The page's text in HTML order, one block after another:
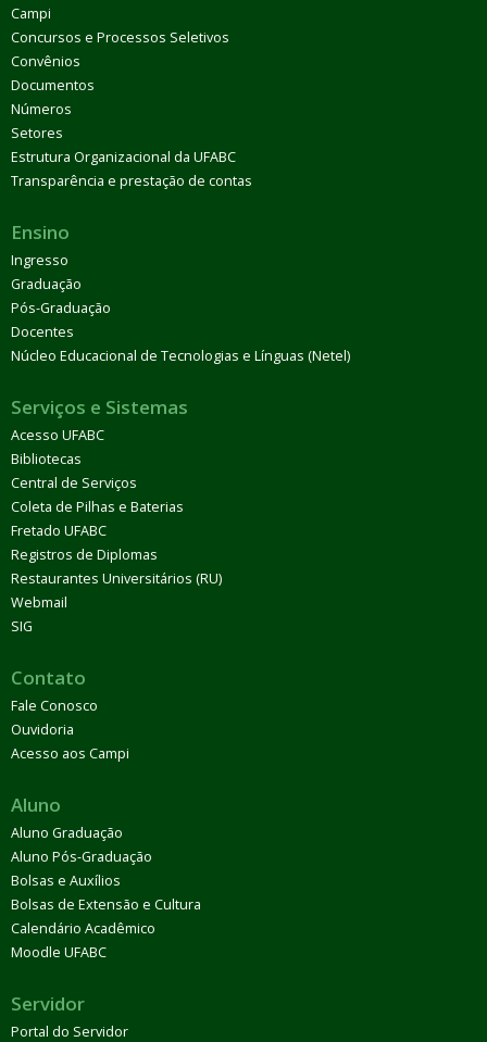
Campi
Concursos e Processos Seletivos
Convênios
Documentos
Números
Setores
Estrutura Organizacional da UFABC
Transparência e prestação de contas
Ensino
Ingresso
Graduação
Pós-Graduação
Docentes
Núcleo Educacional de Tecnologias e Línguas (Netel)
Serviços e Sistemas
Acesso UFABC
Bibliotecas
Central de Serviços
Coleta de Pilhas e Baterias
Fretado UFABC
Registros de Diplomas
Restaurantes Universitários (RU)
Webmail
SIG
Contato
Fale Conosco
Ouvidoria
Acesso aos Campi
Aluno
Aluno Graduação
Aluno Pós-Graduação
Bolsas e Auxílios
Bolsas de Extensão e Cultura
Calendário Acadêmico
Moodle UFABC
Servidor
Portal do Servidor